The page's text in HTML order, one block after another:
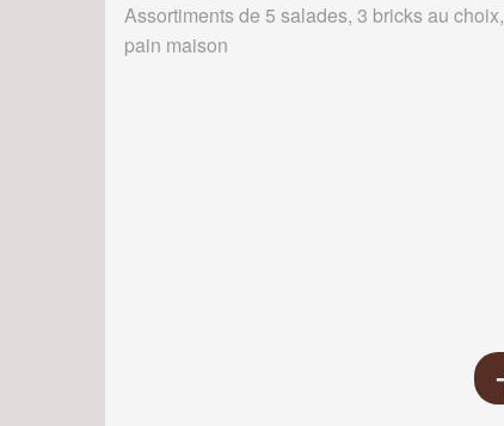
Assortiments de 5 salades, 3 bricks au choix,
pain maison